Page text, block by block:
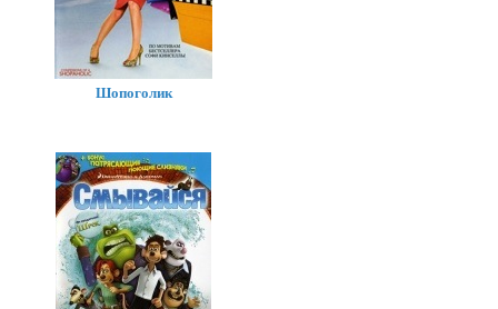
Шопоголик